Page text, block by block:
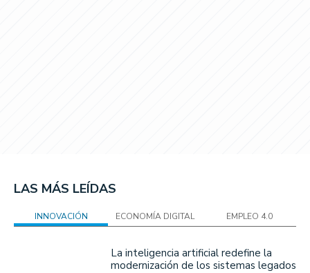
LAS MÁS LEÍDAS
INNOVACIÓN ECONOMÍA DIGITAL EMPLEO 4.0
La inteligencia artificial redefine la
modernización de los sistemas legados